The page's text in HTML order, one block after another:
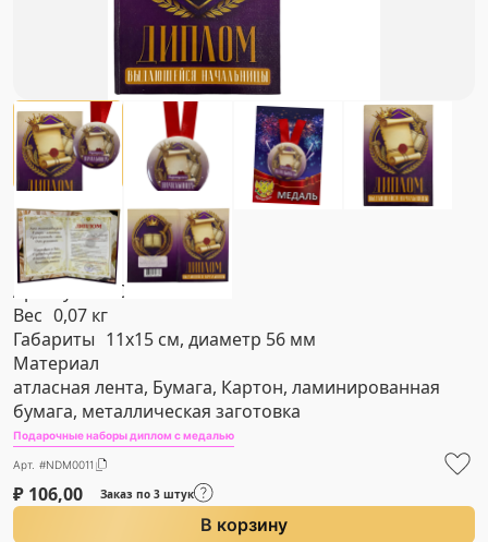
Артикул
#NDM0011
Вес 0,07 кг
Габариты 11х15 см, диаметр 56 мм
Материал
атласная лента, Бумага, Картон, ламинированная
бумага, металлическая заготовка
Подарочные наборы диплом с медалью
Арт. #NDM0011
₽ 106,00 Заказ по 3 штук
В корзину